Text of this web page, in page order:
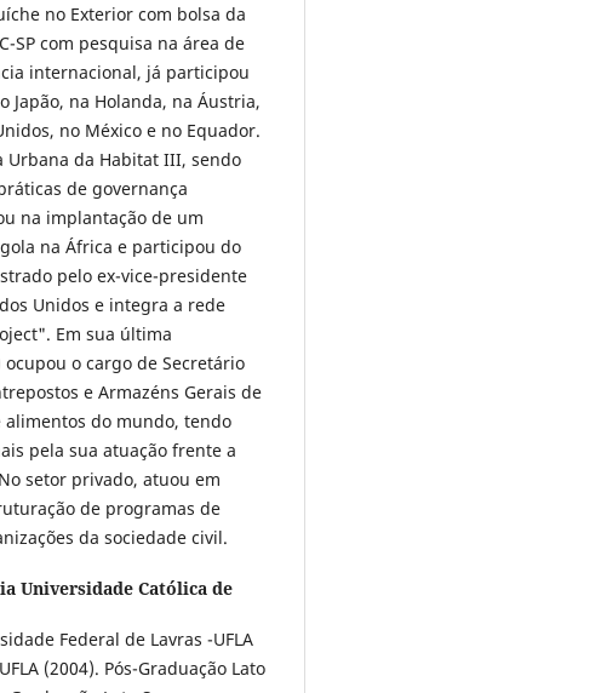
no Exterior com bolsa da
SP com pesquisa na área de
internacional, já participou
Japão, na Holanda, na Áustria,
no México e no Equador.
Urbana da Habitat III, sendo
de governança
na implantação de um
na África e participou do
pelo ex-vice-presidente
Unidos e integra a rede
Em sua última
o cargo de Secretário
e Armazéns Gerais de
alimentos do mundo, tendo
pela sua atuação frente a
setor privado, atuou em
de programas de
da sociedade civil.
Universidade Católica de
Federal de Lavras -UFLA
(2004). Pós-Graduação Lato